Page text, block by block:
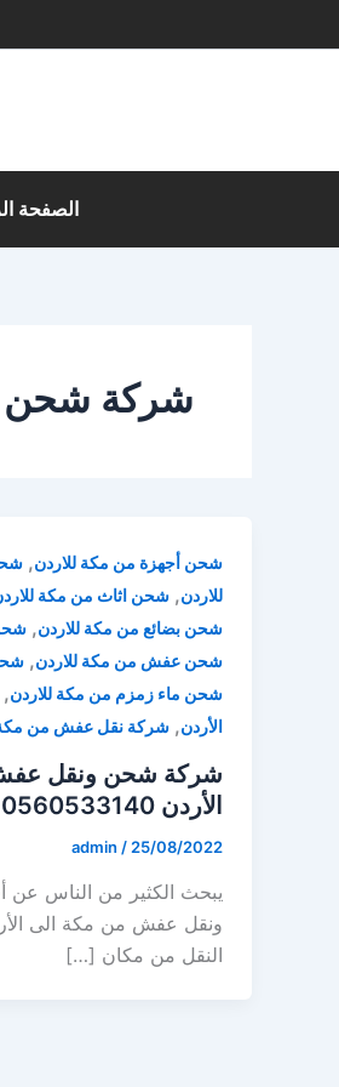
إلى
الصفحة
شركة شحن
شحن أجهزة من مكة للاردن,
للاردن, شحن اثاث من مكة
شحن بضائع من مكة للاردن,
شحن عفش من مكة للاردن,
شحن ماء زمزم من مكة للاردن,
الأردن, شركة نقل عفش من مكة
شركة شحن ونقل
الأردن 0560533140
admin / 25/08/2022
يبحث الكثير من الناس
ونقل عفش من مكة الى
النقل من مكان […]